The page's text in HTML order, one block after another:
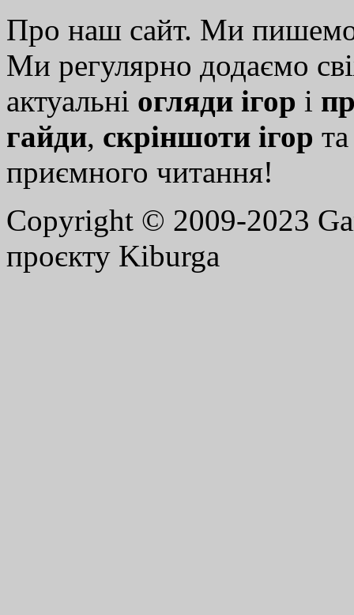
Про наш сайт. Ми
Ми регулярно додаємо
актуальні огляди ігор і
гайди, скріншоти ігор
приємного читання!
Copyright © 2009-2023
проєкту Kiburga